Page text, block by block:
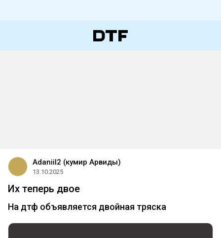
Adaniil2 (кумир Арвиды)
13.10.2025
Их теперь двое
На дтф объявляется двойная тряска